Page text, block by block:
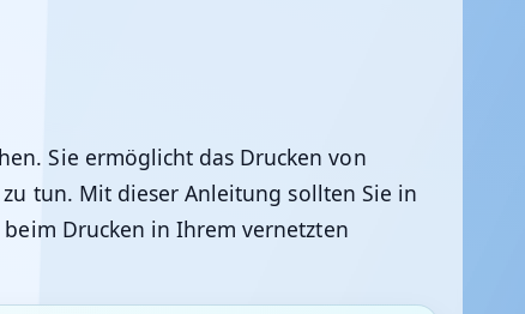
Sie ermöglicht das Drucken von
tun. Mit dieser Anleitung sollten Sie in
Drucken in Ihrem vernetzten